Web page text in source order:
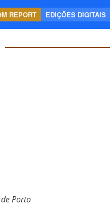
REPORT EDIÇÕES DIGITAIS
Porto